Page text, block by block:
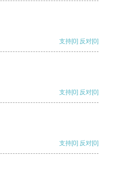
支持[0] 反对[0]
支持[0] 反对[0]
支持[0] 反对[0]